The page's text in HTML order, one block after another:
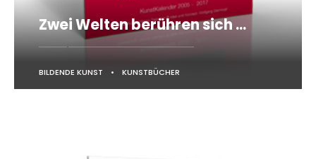
Zwei Welten berühren sich …
BILDENDE KUNST • KUNSTBÜCHER